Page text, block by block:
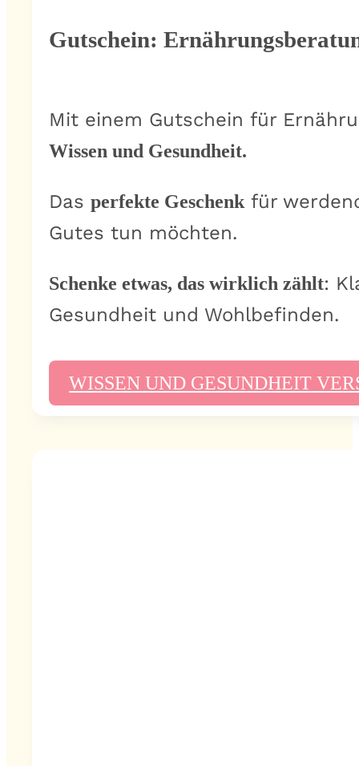
Gutschein:
Mit einem Gutschein für
Wissen und Gesundheit.
Dasperfekte Geschenkfür
Gutes tun möchten.
Schenke etwas, das wirklich zählt:
Gesundheit und Wohlbefinden.
WISSEN UND GESUNDHEIT